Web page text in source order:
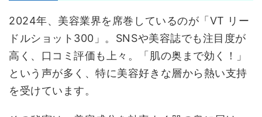
2024年、美容業界を席巻しているのが「VT リー
ドルショット300」。SNSや美容誌でも注目度が
高く、口コミ評価も上々。「肌の奥まで効く！」
という声が多く、特に美容好きな層から熱い支持
を受けています。